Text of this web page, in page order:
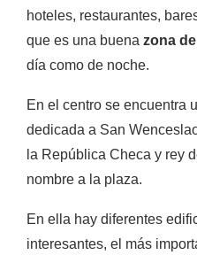
hoteles, restaurantes,
que es una buena zona
día como de noche.
En el centro se encuentra
dedicada a San
la República Checa y rey
nombre a la plaza.
En ella hay diferentes
interesantes, el más